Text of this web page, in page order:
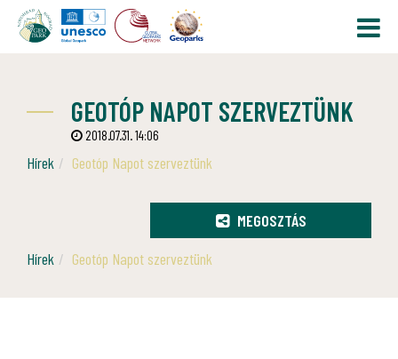
GEOTÓP NAPOT SZERVEZTÜNK
2018.07.31. 14:06
Hírek Geotóp Napot szerveztünk
MEGOSZTÁS
Hírek
Geotóp Napot szerveztünk